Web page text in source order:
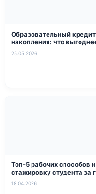
Образовательный
накопления: что
25.05.2026
Топ-5 рабочих способов
стажировку студента за
18.04.2026